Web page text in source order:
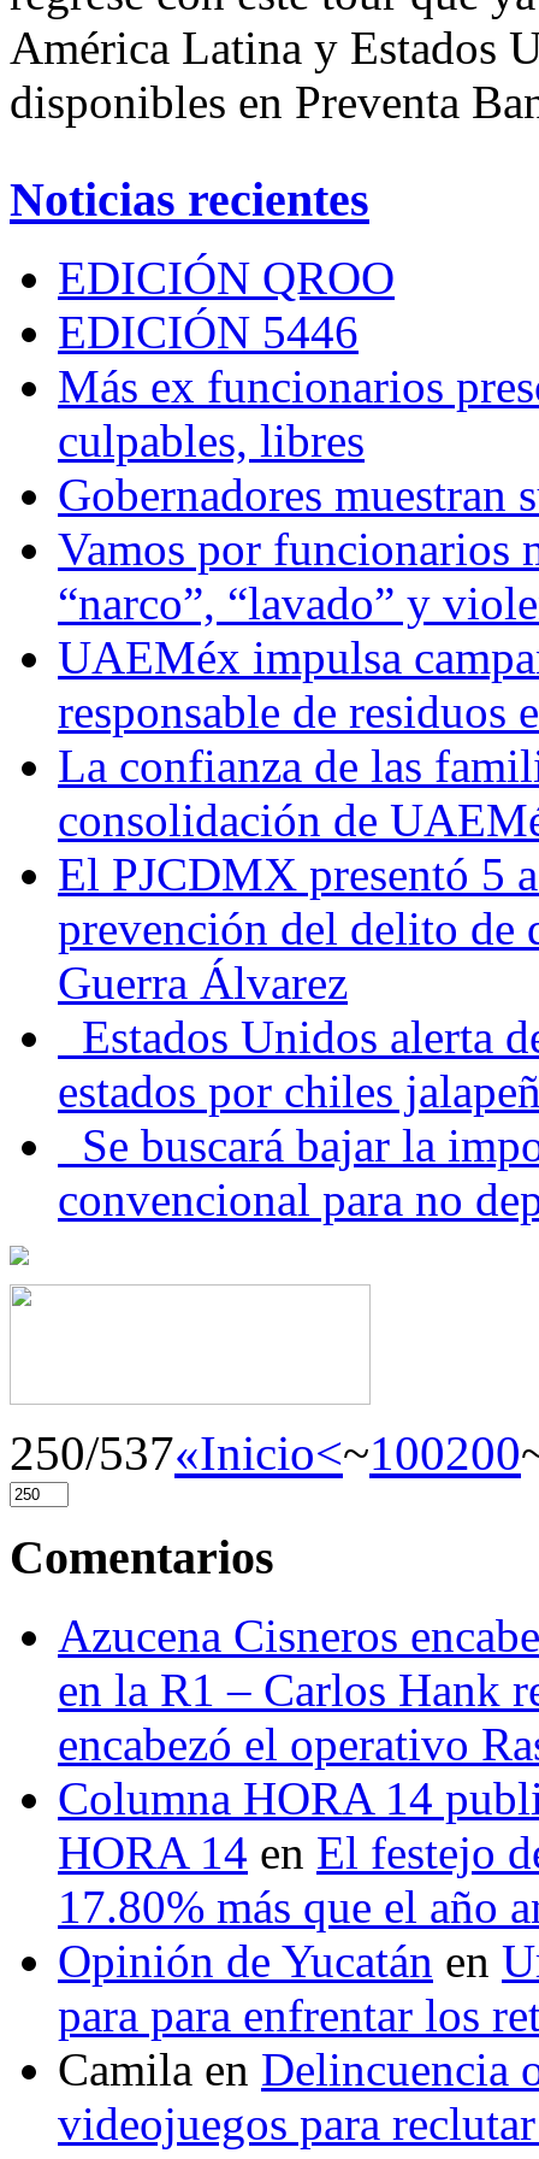
América Latina y Estados
disponibles en Preventa
Noticias recientes
EDICIÓN QROO
EDICIÓN 5446
Más ex funcionarios
culpables, libres
Gobernadores muestran
Vamos por funcionarios
“narco”, “lavado” y
UAEMéx impulsa
responsable de residuos
La confianza de las
consolidación de
El PJCDMX presentó 5
prevención del delito de
Guerra Álvarez
Estados Unidos alerta
estados por chiles
Se buscará bajar la
convencional para no
250/537«Inicio<~100200
Comentarios
Azucena Cisneros
en la R1 – Carlos Hank
encabezó el operativo
Columna HORA 14
HORA 14 en El festejo
17.80% más que el año
Opinión de Yucatán en
para para enfrentar los
Camila en Delincuencia
videojuegos para